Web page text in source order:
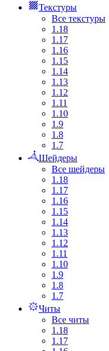
Текстуры
Все текстуры
1.18
1.17
1.16
1.15
1.14
1.13
1.12
1.11
1.10
1.9
1.8
1.7
Шейдеры
Все шейдеры
1.18
1.17
1.16
1.15
1.14
1.13
1.12
1.11
1.10
1.9
1.8
1.7
Читы
Все читы
1.18
1.17